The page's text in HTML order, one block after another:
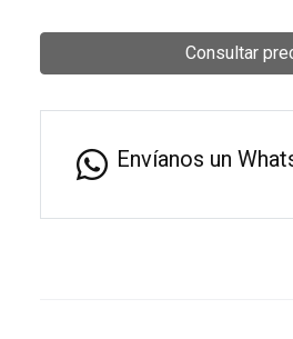
Consultar
Envíanos un